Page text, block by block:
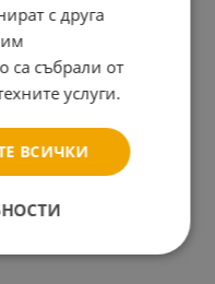
с друга
са събрали от
услуги.
ВСИЧКИ